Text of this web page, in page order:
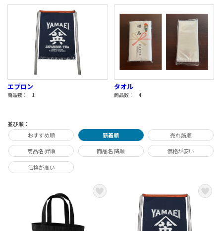
エプロン
商品数： 1
タオル
商品数： 4
並び順：
おすすめ順
新着順 売れ筋順
商品名 昇順 商品名 降順 価格が安い
価格が高い